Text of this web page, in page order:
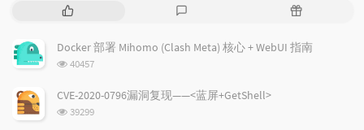
热
文
评
随
文
章
Docker 部署 Mihomo (Clash Meta) 核心 + WebUI 指南
浏
次
40457
CVE-2020-0796漏洞复现——<蓝屏+GetShell>
浏
39299